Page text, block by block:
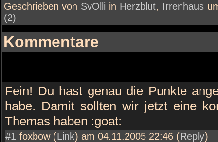
Geschrieben von SvOlli in Herzblut, Irrenhaus
(2)
Kommentare
Fein! Du hast genau die Punkte
habe. Damit sollten wir jetzt eine
Themas haben :goat:
#1 foxbow (Link) am 04.11.2005 22:46 (Reply)